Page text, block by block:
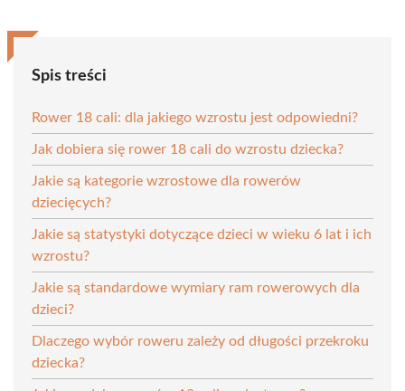
Spis treści
Rower 18 cali: dla jakiego wzrostu jest odpowiedni?
Jak dobiera się rower 18 cali do wzrostu dziecka?
Jakie są kategorie wzrostowe dla rowerów
dziecięcych?
Jakie są statystyki dotyczące dzieci w wieku 6 lat i ich
wzrostu?
Jakie są standardowe wymiary ram rowerowych dla
dzieci?
Dlaczego wybór roweru zależy od długości przekroku
dziecka?